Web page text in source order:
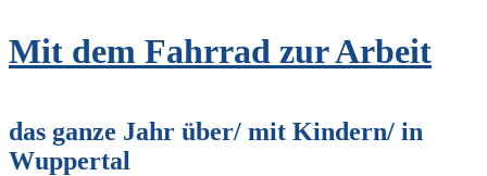
Mit dem Fahrrad zur Arbeit
das ganze Jahr über/ mit Kindern/ in
Wuppertal